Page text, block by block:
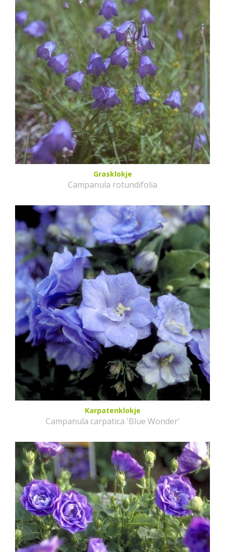
Grasklokje
Campanula rotundifolia
Karpatenklokje
Campanula carpatica 'Blue Wonder'